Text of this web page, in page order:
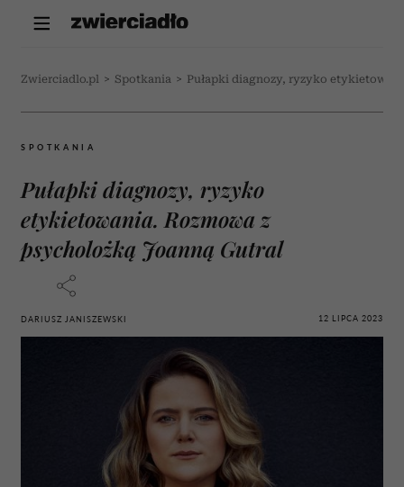
Zwierciadlo.pl > Spotkania > Pułapki diagnozy, ryzyko
SPOTKANIA
Pułapki diagnozy, ryzyko
etykietowania. Rozmowa z
psycholożką Joanną Gutral
DARIUSZ JANISZEWSKI 12 LIPCA 2023